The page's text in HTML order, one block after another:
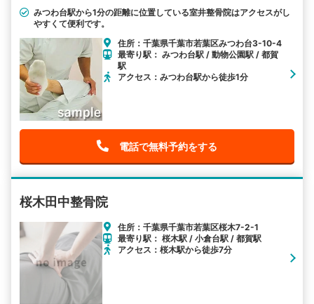
みつわ台駅から1分の距離に位置している室井整骨院はアクセスがし
やすくて便利です。
住所：千葉県千葉市若葉区みつわ台3-10-4
最寄り駅： みつわ台駅 / 動物公園駅 / 都賀
駅
アクセス：みつわ台駅から徒歩1分
電話で無料予約をする
桜木田中整骨院
住所：千葉県千葉市若葉区桜木7-2-1
最寄り駅： 桜木駅 / 小倉台駅 / 都賀駅
アクセス：桜木駅から徒歩7分